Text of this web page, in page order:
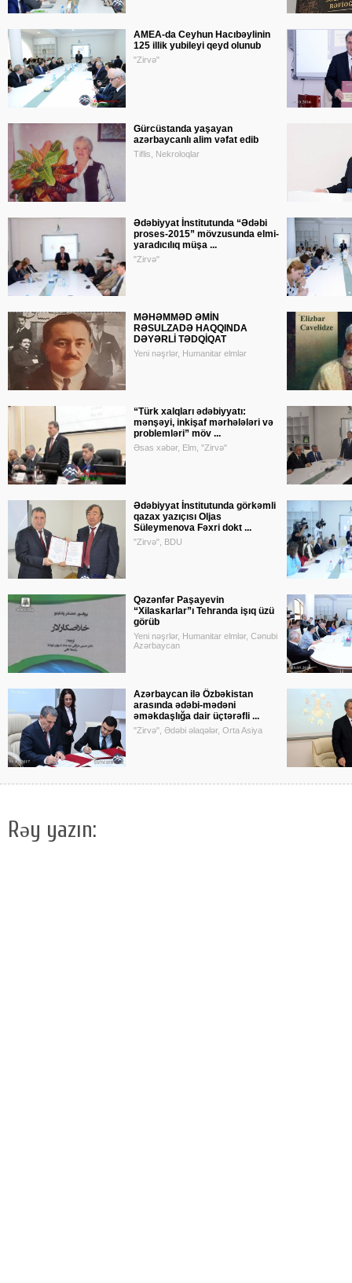
AMEA-da Ceyhun Hacıbəylinin
125 illik yubileyi qeyd olunub
"Zirvə"
Gürcüstanda yaşayan
azərbaycanlı alim vəfat edib
Tiflis, Nekroloqlar
Ədəbiyyat İnstitutunda “Ədəbi
proses-2015” mövzusunda elmi-
yaradıcılıq müşa ...
"Zirvə"
MƏHƏMMƏD ƏMİN
RƏSULZADƏ HAQQINDA
DƏYƏRLİ TƏDQİQAT
Yeni nəşrlər, Humanitar elmlər
“Türk xalqları ədəbiyyatı:
mənşəyi, inkişaf mərhələləri və
problemləri” möv ...
Əsas xəbər, Elm, "Zirvə"
Ədəbiyyat İnstitutunda görkəmli
qazax yazıçısı Oljas
Süleymenova Fəxri dokt ...
"Zirvə", BDU
Qəzənfər Paşayevin
“Xilaskarlar”ı Tehranda işıq üzü
görüb
Yeni nəşrlər, Humanitar elmlər, Cənubi
Azərbaycan
Azərbaycan ilə Özbəkistan
arasında ədəbi-mədəni
əməkdaşlığa dair üçtərəfli ...
"Zirvə", Ədəbi əlaqələr, Orta Asiya
Rəy yazın: